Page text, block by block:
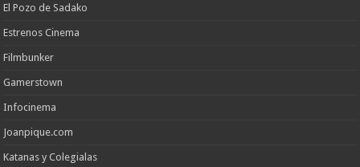
El Pozo de Sadako
Estrenos Cinema
Filmbunker
Gamerstown
Infocinema
Joanpique.com
Katanas y Colegialas